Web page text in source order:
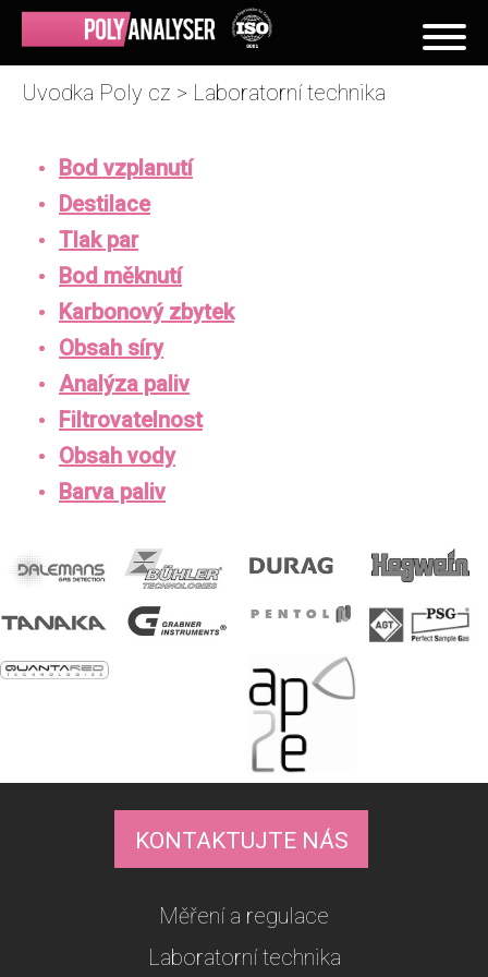
Uvodka Poly cz > Laboratorní technika
Bod vzplanutí
Destilace
Tlak par
Bod měknutí
Karbonový zbytek
Obsah síry
Analýza paliv
Filtrovatelnost
Obsah vody
Barva paliv
KONTAKTUJTE NÁS
Měření a regulace
Laboratorní technika